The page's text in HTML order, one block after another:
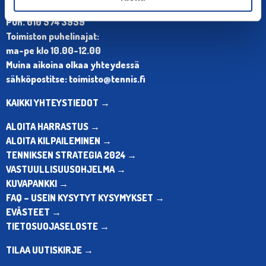
Olympiastadion, Paavo Nurmen tie 1, 00250 Helsinki
Puh. 010 574 3959
Toimiston puhelinajat:
ma-pe klo 10.00-12.00
Muina aikoina olkaa yhteydessä
sähköpostitse: toimisto@tennis.fi
KAIKKI YHTEYSTIEDOT →
ALOITA HARRASTUS →
ALOITA KILPAILEMINEN →
TENNIKSEN STRATEGIA 2024 →
VASTUULLISUUSOHJELMA →
KUVAPANKKI →
FAQ – USEIN KYSYTYT KYSYMYKSET →
EVÄSTEET →
TIETOSUOJASELOSTE →
TILAA UUTISKIRJE →